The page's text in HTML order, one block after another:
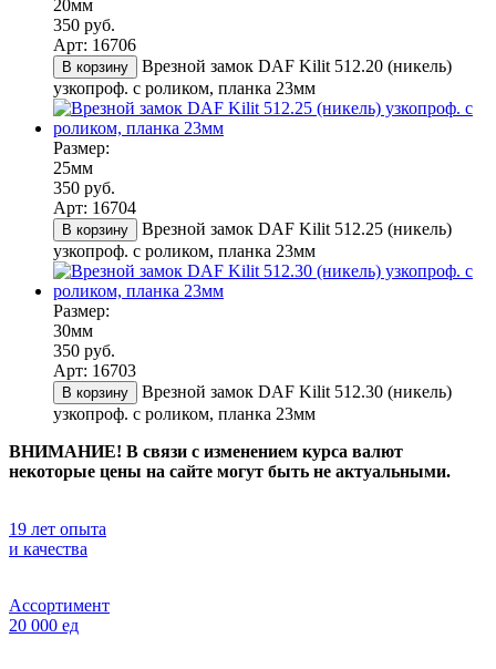
20мм
350 руб.
Арт: 16706
В корзину
Врезной замок DAF Kilit 512.20 (никель)
узкопроф. с роликом, планка 23мм
Размер:
25мм
350 руб.
Арт: 16704
В корзину
Врезной замок DAF Kilit 512.25 (никель)
узкопроф. с роликом, планка 23мм
Размер:
30мм
350 руб.
Арт: 16703
В корзину
Врезной замок DAF Kilit 512.30 (никель)
узкопроф. с роликом, планка 23мм
ВНИМАНИЕ! В связи с изменением курса валют
некоторые цены на сайте могут быть не актуальными.
19 лет опыта
и качества
Ассортимент
20 000 ед